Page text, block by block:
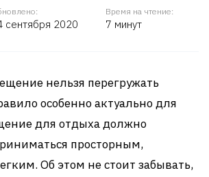
сентября 2020
Время на чтение:
7 минут
нельзя перегружать
особенно актуально для
для отдыха должно
просторным,
Об этом не стоит забывать,